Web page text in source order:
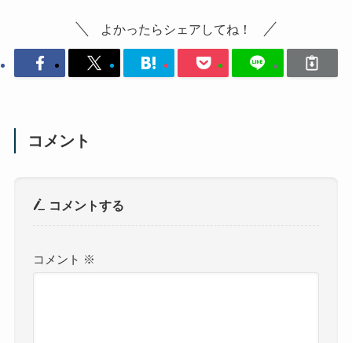
よかったらシェアしてね！
コメント
コメントする
コメント ※